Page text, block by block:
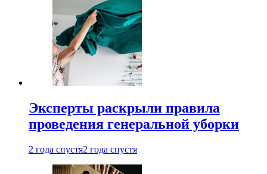
Эксперты раскрыли правила
проведения генеральной уборки
2 года спустя2 года спустя